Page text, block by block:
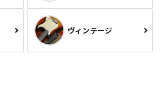
ヴィンテージ